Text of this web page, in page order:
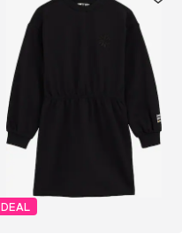
DEAL